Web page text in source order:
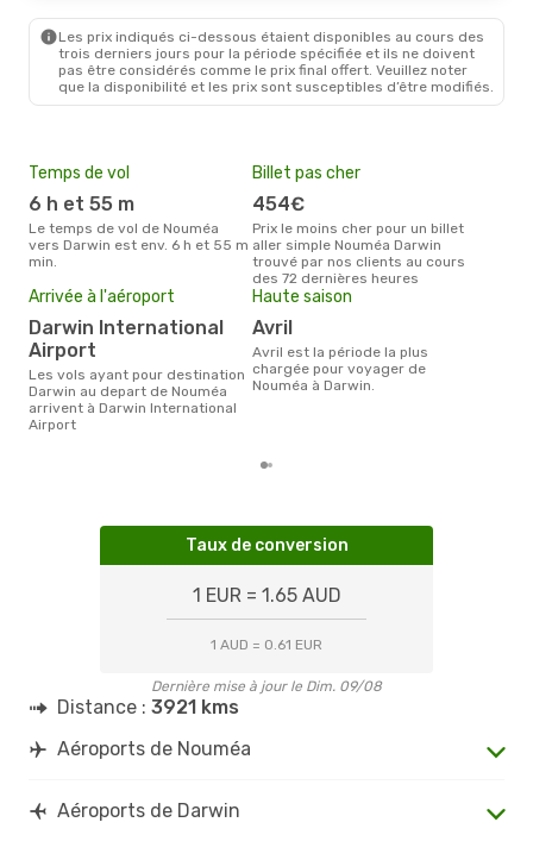
Les prix indiqués ci-dessous étaient disponibles au cours des
trois derniers jours pour la période spécifiée et ils ne doivent
pas être considérés comme le prix final offert. Veuillez noter
que la disponibilité et les prix sont susceptibles d’être modifiés.
Temps de vol
6 h et 55 m
Le temps de vol de Nouméa
vers Darwin est env. 6 h et 55 m
min.
Billet pas cher
454€
Prix le moins cher pour un billet
aller simple Nouméa Darwin
trouvé par nos clients au cours
des 72 dernières heures
Arrivée à l'aéroport
Darwin International
Airport
Les vols ayant pour destination
Darwin au depart de Nouméa
arrivent à Darwin International
Airport
Haute saison
avril
avril est la période la plus
chargée pour voyager de
Nouméa à Darwin.
Taux de conversion
1 EUR = 1.65 AUD
1 AUD = 0.61 EUR
Dernière mise à jour le Dim. 09/08
Distance : 3921 kms
Aéroports de Nouméa
Aéroports de Darwin